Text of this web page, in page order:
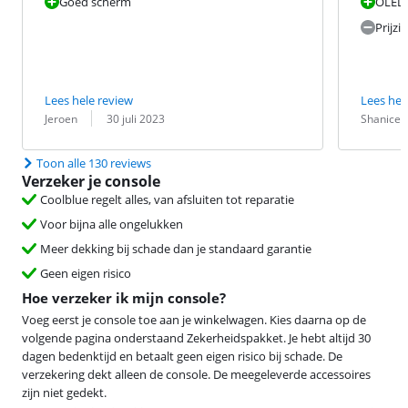
Lees hele review
Beoordeling door:
Jeroen
Datum: 30 juli 2023
Prijzig
Lees
Shanice
Datum:
Toon alle 130 reviews
Verzeker je console
Coolblue regelt alles, van afsluiten tot reparatie
Voor bijna alle ongelukken
Meer dekking bij schade dan je standaard garantie
Geen eigen risico
Hoe verzeker ik mijn console?
Voeg eerst je console toe aan je winkelwagen. Kies daarna op de
volgende pagina onderstaand Zekerheidspakket. Je hebt altijd 30
dagen bedenktijd en betaalt geen eigen risico bij schade. De
verzekering dekt alleen de console. De meegeleverde accessoires
zijn niet gedekt.